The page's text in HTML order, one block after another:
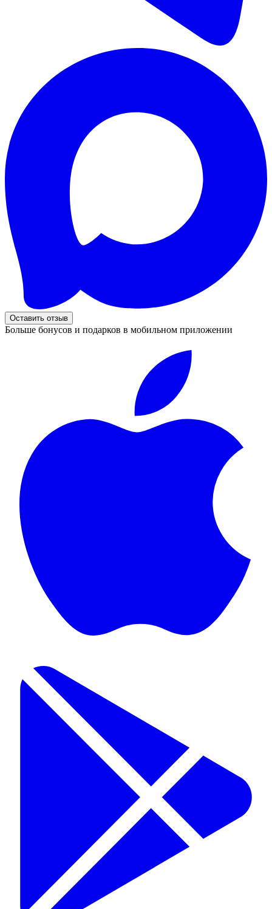
Оставить отзыв
Больше бонусов и подарков в мобильном приложении